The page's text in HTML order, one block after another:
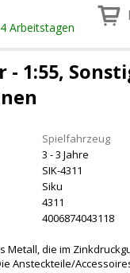
Arbeitstagen
- 1:55,
Spielfahrzeug
3 - 3 Jahre
SIK-4311
Siku
4311
4006874043118
Metall, die im
Ansteckteile/